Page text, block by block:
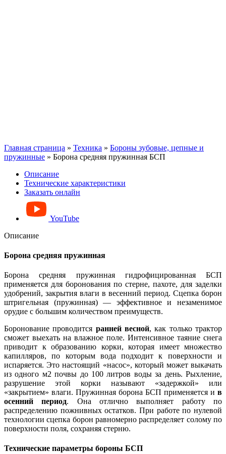
Главная страница » Техника » Бороны зубовые, цепные и
пружинные » Борона средняя пружинная БСП
Описание
Технические характеристики
Заказать онлайн
YouTube
Описание
Борона средняя пружинная
Борона средняя пружинная гидрофицированная БСП
применяется для боронования по стерне, пахоте, для заделки
удобрений, закрытия влаги в весенний период. Сцепка борон
штригельная (пружинная) — эффективное и незаменимое
орудие с большим количеством преимуществ.
Боронование проводится ранней весной, как только трактор
сможет выехать на влажное поле. Интенсивное таяние снега
приводит к образованию корки, которая имеет множество
капилляров, по которым вода подходит к поверхности и
испаряется. Это настоящий «насос», который может выкачать
из одного м2 почвы до 100 литров воды за день. Рыхление,
разрушение этой корки называют «задержкой» или
«закрытием» влаги. Пружинная борона БСП применяется и в
осенний период. Она отлично выполняет работу по
распределению пожнивных остатков. При работе по нулевой
технологии сцепка борон равномерно распределяет солому по
поверхности поля, сохраняя стерню.
Технические параметры бороны БСП